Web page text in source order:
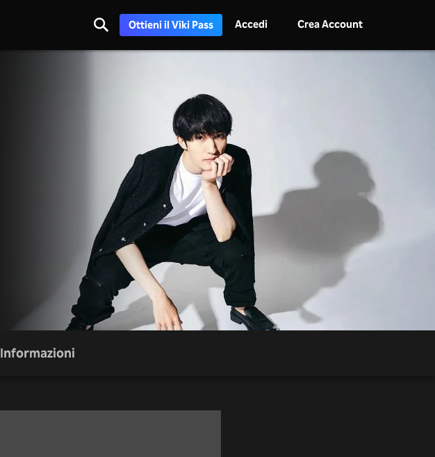
Ottieni il Viki Pass Accedi Crea Account
Informazioni